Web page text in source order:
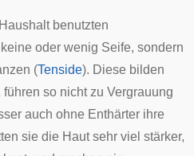
benutzten
oder wenig Seife, sondern
(Tenside). Diese bilden
so nicht zu Vergrauung
auch ohne Enthärter ihre
sie die Haut sehr viel stärker,